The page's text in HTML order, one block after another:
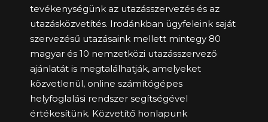
tevékenységünk az utazásszervezés és az
utazásközvetítés. Irodánkban ügyfeleink saját
szervezésű utazásaink mellett mintegy 80
magyar és 10 nemzetközi utazásszervező
ajánlatát is megtalálhatják, amelyeket
közvetlenül, online számítógépes
helyfoglalási rendszer segítségével
értékesítünk. Közvetítő honlapunk